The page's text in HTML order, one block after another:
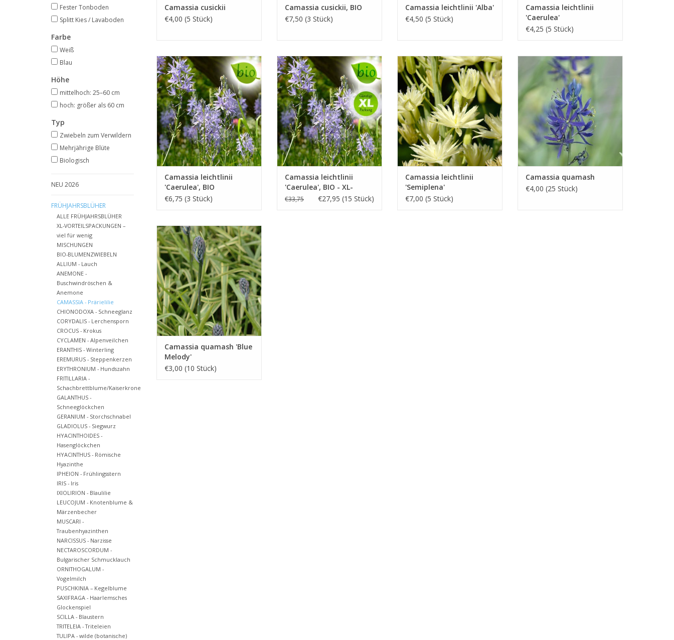
Fester Tonboden
Splitt Kies / Lavaboden
Farbe
Weiß
Blau
Höhe
mittelhoch: 25–60 cm
hoch: größer als 60 cm
Typ
Zwiebeln zum Verwildern
Mehrjährige Blüte
Biologisch
NEU 2026
FRÜHJAHRSBLÜHER
ALLE FRÜHJAHRSBLÜHER
XL-VORTEILSPACKUNGEN –
viel für wenig
MISCHUNGEN
BIO-BLUMENZWIEBELN
ALLIUM - Lauch
ANEMONE -
Buschwindröschen &
Anemone
CAMASSIA - Prärielilie
CHIONODOXA - Schneeglanz
CORYDALIS - Lerchensporn
CROCUS - Krokus
CYCLAMEN - Alpenveilchen
ERANTHIS - Winterling
EREMURUS - Steppenkerzen
ERYTHRONIUM - Hundszahn
FRITILLARIA -
Schachbrettblume/Kaiserkrone
GALANTHUS -
Schneeglöckchen
GERANIUM - Storchschnabel
GLADIOLUS - Siegwurz
HYACINTHOIDES -
Hasenglöckchen
HYACINTHUS - Römische
Hyazinthe
IPHEION - Frühlingsstern
IRIS - Iris
IXIOLIRION - Blaulilie
LEUCOJUM - Knotenblume &
Märzenbecher
MUSCARI -
Traubenhyazinthen
NARCISSUS - Narzisse
NECTAROSCORDUM -
Bulgarischer Schmucklauch
ORNITHOGALUM -
Vogelmilch
PUSCHKINIA – Kegelblume
SAXIFRAGA - Haarlemsches
Glockenspiel
SCILLA - Blaustern
TRITELEIA - Triteleien
TULIPA - wilde (botanische)
Camassia cusickii
€4,00 (5 Stück)
Camassia cusickii, BIO
€7,50 (3 Stück)
Camassia leichtlinii 'Alba'
€4,50 (5 Stück)
Camassia leichtlinii
'Caerulea'
€4,25 (5 Stück)
Leichtlin-Prärielilie
Mai, blau, 70 cm
Ein sehr geeignetes
Zwiebelgewächs in
Blumenweiden
INFO UND KAUFEN
Camassia leichtlinii
'Caerulea', BIO
€6,75 (3 Stück)
Leichtlin-Prärielilie
Mai, blau, 70 cm
Ein sehr geeignetes
Zwiebelgewächs in
Blumenweiden
INFO UND KAUFEN
Camassia leichtlinii
'Caerulea', BIO - XL-
Vorteilspackung
€33,75 €27,95 (15 Stück)
Leichtlin-Prärielilie
Mai/Juni, cremeweiss, 70 cm
Halb-gefüllte Blüten
INFO UND KAUFEN
Camassia leichtlinii
'Semiplena'
€7,00 (5 Stück)
Essbare Prärielilie
Mai, dunkelblau, 35 cm
Die quamash ist eine tiefe
Camassia mit dunklen Blüten
INFO UND KAUFEN
Camassia quamash
€4,00 (25 Stück)
Essbare Prärielilie
Mai, (extra) dunkelblau, 35 cm
Besonders dunkel, mit buntem
Blatt
INFO UND KAUFEN
Camassia quamash 'Blue
Melody'
€3,00 (10 Stück)